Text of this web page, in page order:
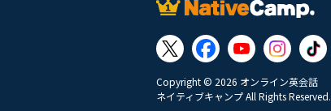
Copyright © 2026 オンライン英会話
ネイティブキャンプ All Rights Reserved.